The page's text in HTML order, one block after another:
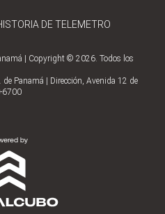
DE TELEMETRO
| Copyright © 2026. Todos los
Panamá | Dirección, Avenida 12 de
6700